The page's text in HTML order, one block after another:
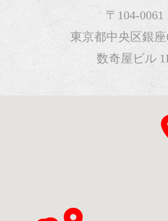
〒104-0061
東京都中央区銀座
数奇屋ビル